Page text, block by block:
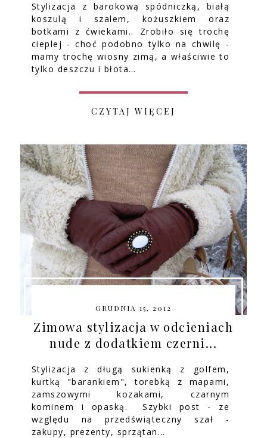
Stylizacja z barokową spódniczką, białą
koszulą i szalem, kożuszkiem oraz
botkami z ćwiekami.. Zrobiło się trochę
cieplej - choć podobno tylko na chwilę -
mamy trochę wiosny zimą, a właściwie to
tylko deszczu i błota…
CZYTAJ WIĘCEJ
GRUDNIA 15, 2012
Zimowa stylizacja w odcieniach
nude z dodatkiem czerni...
Stylizacja z długą sukienką z golfem,
kurtką "barankiem", torebką z mapami,
zamszowymi kozakami, czarnym
kominem i opaską. Szybki post - ze
względu na przedświąteczny szał -
zakupy, prezenty, sprzątan…